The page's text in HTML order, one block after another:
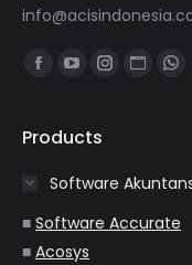
Find us on:
Facebook
opens
new
window
YouTube
opens
new
window
Instagram
new
window
Website
new
window
Products
Software
■ Software Accurate
■ Acosys